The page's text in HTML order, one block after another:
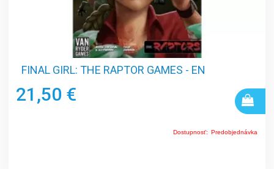
FINAL GIRL: THE RAPTOR GAMES - EN
21,50 €
Dostupnosť: Predobjednávka